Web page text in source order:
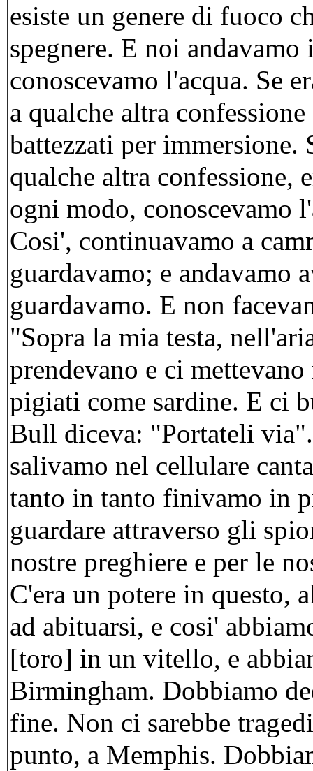
esiste un genere di fuoco
spegnere. E noi
conoscevamo l'acqua. Se
a qualche altra
battezzati per immersione.
qualche altra confessione,
ogni modo, conoscevamo
Cosi', continuavamo a
guardavamo; e
guardavamo. E non
"Sopra la mia testa,
prendevano e ci
pigiati come sardine. E ci
Bull diceva: "Portateli
salivamo nel cellulare
tanto in tanto finivamo in
guardare attraverso gli
nostre preghiere e per le
C'era un potere in questo,
ad abituarsi, e cosi'
[toro] in un vitello, e
Birmingham. Dobbiamo
fine. Non ci sarebbe
punto, a Memphis.